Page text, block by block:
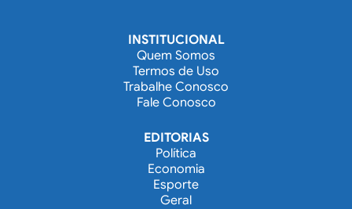
INSTITUCIONAL
Quem Somos
Termos de Uso
Trabalhe Conosco
Fale Conosco
EDITORIAS
Política
Economia
Esporte
Geral